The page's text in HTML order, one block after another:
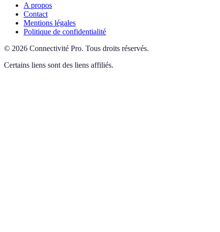
A propos
Contact
Mentions légales
Politique de confidentialité
© 2026 Connectivité Pro. Tous droits réservés.
Certains liens sont des liens affiliés.